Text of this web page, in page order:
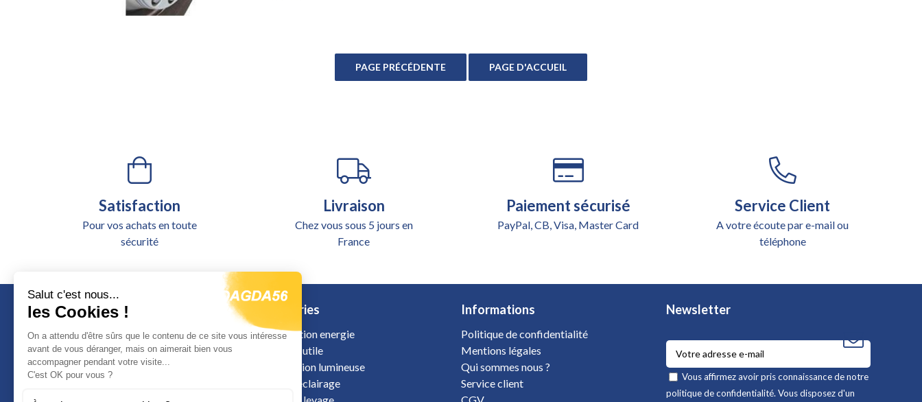
Satisfaction
Pour vos achats en toute
sécurité
Livraison
Chez vous sous 5 jours en
France
Paiement sécurisé
PayPal, CB, Visa, Master Card
Service Client
A votre écoute par e-mail ou
téléphone
Calle de Colombia
Catégories
Alimentation energie
Outillage utile
Signalisation lumineuse
Sécurité éclairage
Informations
Politique de confidentialité
Mentions légales
Qui sommes nous ?
Service client
Newsletter
Vous affirmez avoir pris connaissance de notre
politique de confidentialité. Vous disposez d'un
Salut c'est nous...
les Cookies !
On a attendu d'être sûrs que le contenu de ce site vous intéresse
avant de vous déranger, mais on aimerait bien vous
accompagner pendant votre visite...
C'est OK pour vous ?